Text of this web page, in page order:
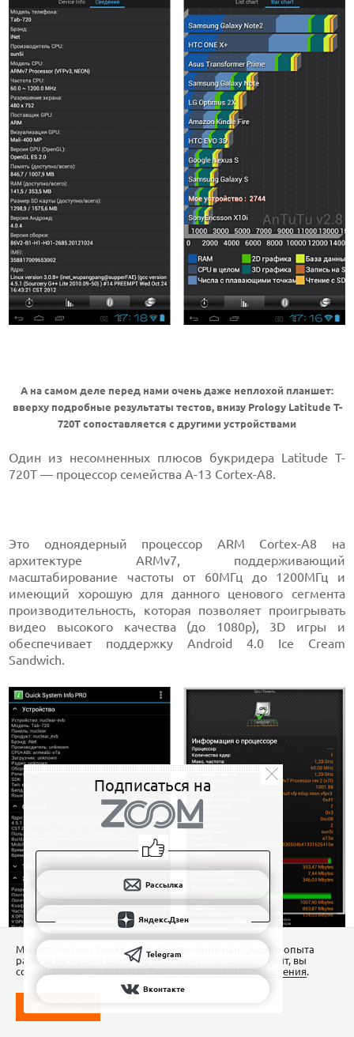
А на самом деле перед нами очень даже неплохой планшет:
вверху подробные результаты тестов, внизу Prology Latitude T-
720T сопоставляется с другими устройствами
Один из несомненных плюсов букридера Latitude T-
720T — процессор семейства A-13 Cortex-A8.
Это одноядерный процессор ARM Cortex-A8 на
архитектуре ARMv7, поддерживающий
масштабирование частоты от 60МГц до 1200МГц и
имеющий хорошую для данного ценового сегмента
производительность, которая позволяет проигрывать
видео высокого качества (до 1080p), 3D игры и
обеспечивает поддержку Android 4.0 Ice Cream
Sandwich.
Все, что вы хотели знать о процессоре, но боялись спросить
Подписаться на
Рассылка
Яндекс.Дзен
Telegram
Вконтакте
Мы используем Сookies для обеспечения наилучшего опыта
работы на нашем сайте. Продолжая использовать сайт, вы
соглашаетесь с условиямиПользовательского соглашения.
ПОНЯТНО